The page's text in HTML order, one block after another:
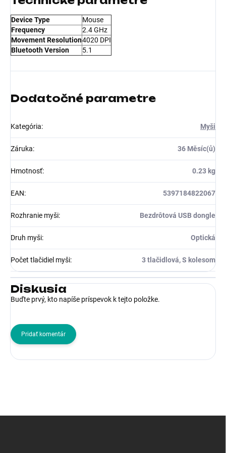
Device Type
Mouse
Frequency
2.4 GHz
Movement Resolution4020 DPI
Bluetooth Version
5.1
Dodatočné parametre
Kategória: Myši
Záruka: 36 Měsíc(ů)
Hmotnosť: 0.23 kg
EAN: 5397184822067
Rozhranie myši: Bezdrôtová USB dongle
Druh myši: Optická
Počet tlačidiel myši: 3 tlačidlová, S kolesom
Diskusia
Buďte prvý, kto napíše príspevok k tejto položke.
Pridať komentár